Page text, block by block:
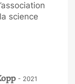
science
- 2021